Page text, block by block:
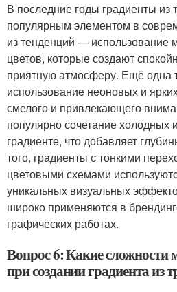
В последние годы градиенты из
популярным элементом в
из тенденций — использование
цветов, которые создают
приятную атмосферу. Ещё одна
использование неоновых и
смелого и привлекающего
популярно сочетание холодных
градиенте, что добавляет
того, градиенты с тонкими
цветовыми схемами
уникальных визуальных
широко применяются в
графических работах.
Вопрос 6: Какие сложности
при создании градиента из